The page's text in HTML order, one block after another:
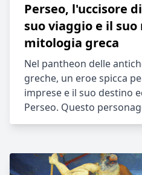
Perseo, l'uccisore
suo viaggio e il
mitologia greca
Nel pantheon delle
greche, un eroe spicca
imprese e il suo destino
Perseo. Questo